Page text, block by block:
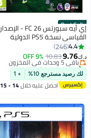
Best Seller إي أيه سبورتس FC 26 - الإصدار
القياسي نسخة PS5 الدولية
4.4
246
د.ك‏9.76
10.83
9% OFF
#1 في ألعاب الفيديو
أقل سعر في السنة
باقي 5 وحدات في المخزون
تم بيع +280 مؤخرًا
#1 في ألعاب الفيديو
لك رصيد مسترجع 10% + 1
احصل عليه خلال 14 - 15